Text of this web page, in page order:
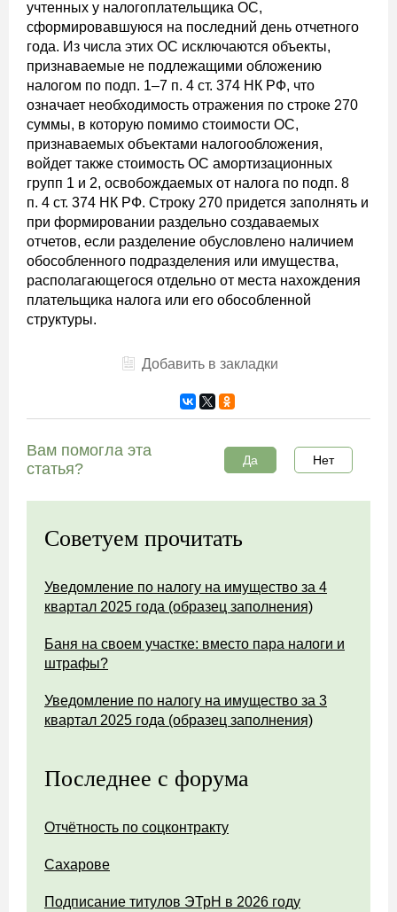
учтенных у налогоплательщика ОС,
сформировавшуюся на последний день отчетного
года. Из числа этих ОС исключаются объекты,
признаваемые не подлежащими обложению
налогом по подп. 1–7 п. 4 ст. 374 НК РФ, что
означает необходимость отражения по строке 270
суммы, в которую помимо стоимости ОС,
признаваемых объектами налогообложения,
войдет также стоимость ОС амортизационных
групп 1 и 2, освобождаемых от налога по подп. 8
п. 4 ст. 374 НК РФ. Строку 270 придется заполнять и
при формировании раздельно создаваемых
отчетов, если разделение обусловлено наличием
обособленного подразделения или имущества,
располагающегося отдельно от места нахождения
плательщика налога или его обособленной
структуры.
Добавить в закладки
Вам помогла эта
статья?
Да Нет
Советуем прочитать
Уведомление по налогу на имущество за 4
квартал 2025 года (образец заполнения)
Баня на своем участке: вместо пара налоги и
штрафы?
Уведомление по налогу на имущество за 3
квартал 2025 года (образец заполнения)
Последнее с форума
Отчётность по соцконтракту
Сахарове
Подписание титулов ЭТрН в 2026 году